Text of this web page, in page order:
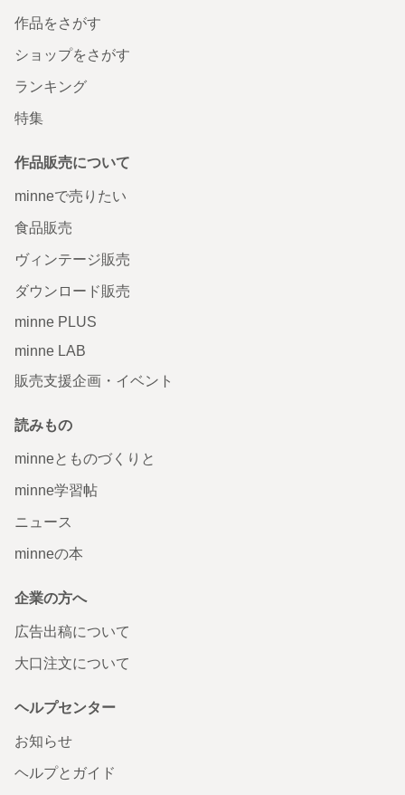
作品をさがす
ショップをさがす
ランキング
特集
作品販売について
minneで売りたい
食品販売
ヴィンテージ販売
ダウンロード販売
minne PLUS
minne LAB
販売支援企画・イベント
読みもの
minneとものづくりと
minne学習帖
ニュース
minneの本
企業の方へ
広告出稿について
大口注文について
ヘルプセンター
お知らせ
ヘルプとガイド